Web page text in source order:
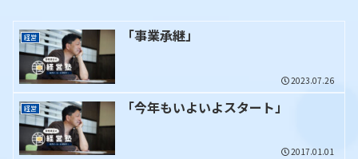
経営 「事業承継」
2023.07.26
経営 「今年もいよいよスタート」
2017.01.01